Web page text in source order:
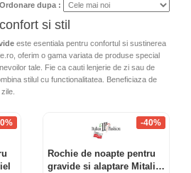
Ordonare dupa :
si stil
este esentiala pentru confortul si sustinerea
oferim o gama variata de produse special
tale. Fie ca cauti lenjerie de zi sau de
stilul cu functionalitatea. Beneficiaza de
-40%
Rochie de noapte pentru
gravide si alaptare Mitali